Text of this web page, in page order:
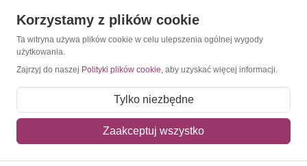
O Znaczkopol.pl
O nas
Regulamin
Polityka prywatności
Korzystamy z plików cookie
Ta witryna używa plików cookie w celu ulepszenia ogólnej wygody
użytkowania.
Zajrzyj do naszej Polityki plików cookie, aby uzyskać więcej informacji.
Tylko niezbędne
Zaakceptuj wszystko